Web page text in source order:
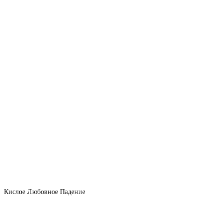
Кислое Любовное Падение